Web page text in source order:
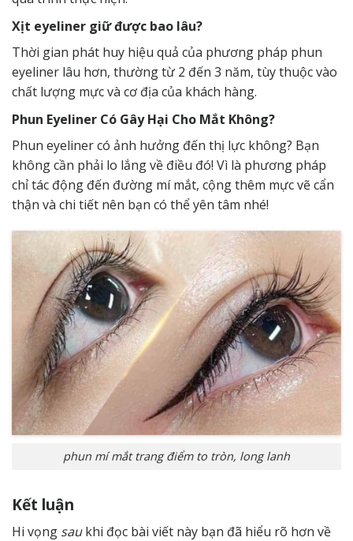
Xịt eyeliner giữ được bao lâu?
Thời gian phát huy hiệu quả của phương pháp phun
eyeliner lâu hơn, thường từ 2 đến 3 năm, tùy thuộc vào
chất lượng mực và cơ địa của khách hàng.
Phun Eyeliner Có Gây Hại Cho Mắt Không?
Phun eyeliner có ảnh hưởng đến thị lực không? Bạn
không cần phải lo lắng về điều đó! Vì là phương pháp
chỉ tác động đến đường mí mắt, cộng thêm mực vẽ cẩn
thận và chi tiết nên bạn có thể yên tâm nhé!
phun mí mắt trang điểm to tròn, long lanh
Kết luận
Hi vọng saukhi đọc bài viết này bạn đã hiểu rõ hơn về